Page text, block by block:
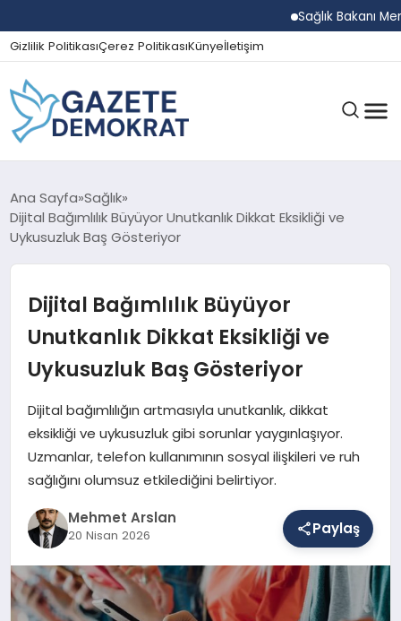
Sağlık Bakanı
Gizlilik PolitikasıÇerez PolitikasıKünyeİletişim
GÜNDEM
EKONOMI
SPOR
SAĞLIK
EĞITIM
DÜNYA
Ana Sayfa Sağlık
Dijital Bağımlılık Büyüyor Unutkanlık Dikkat Eksikliği ve
Uykusuzluk Baş Gösteriyor
Dijital Bağımlılık Büyüyor
Unutkanlık Dikkat Eksikliği ve
Uykusuzluk Baş Gösteriyor
Dijital bağımlılığın artmasıyla unutkanlık, dikkat
eksikliği ve uykusuzluk gibi sorunlar yaygınlaşıyor.
Uzmanlar, telefon kullanımının sosyal ilişkileri ve ruh
sağlığını olumsuz etkilediğini belirtiyor.
Mehmet Arslan
20 Nisan 2026 Paylaş